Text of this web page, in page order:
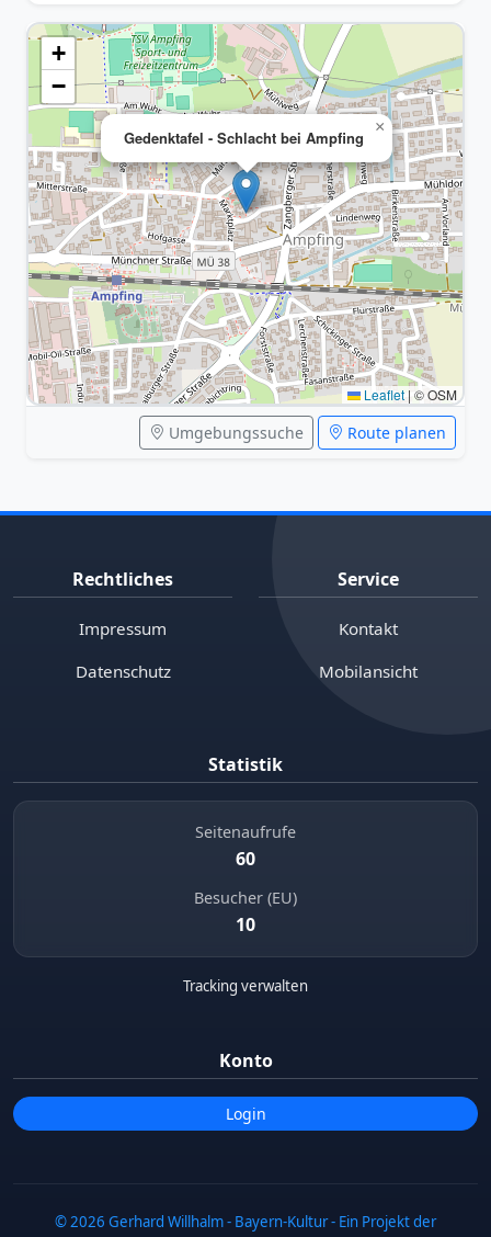
Gedenktafel - Schlacht bei Ampfing
×
+
−
Leaflet | © OSM
Umgebungssuche Route planen
Rechtliches
Impressum
Datenschutz
Service
Kontakt
Mobilansicht
Statistik
Seitenaufrufe
60
Besucher (EU)
10
Tracking verwalten
Konto
Login
© 2026 Gerhard Willhalm - Bayern-Kultur - Ein Projekt der